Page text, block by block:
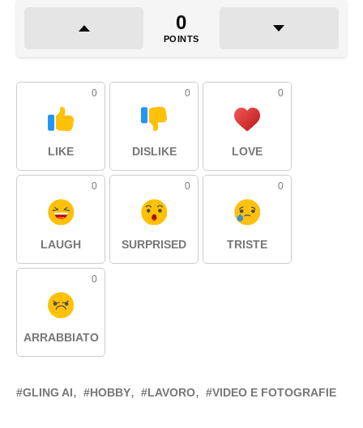
0
POINTS
0
LIKE
0
DISLIKE
0
LOVE
0
LAUGH
0
SURPRISED
0
TRISTE
0
ARRABBIATO
GLING AI HOBBY LAVORO VIDEO E FOTOGRAFIE